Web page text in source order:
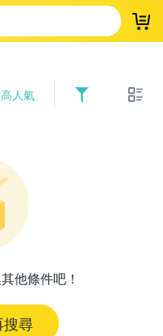
登
人氣
他條件吧！
尋